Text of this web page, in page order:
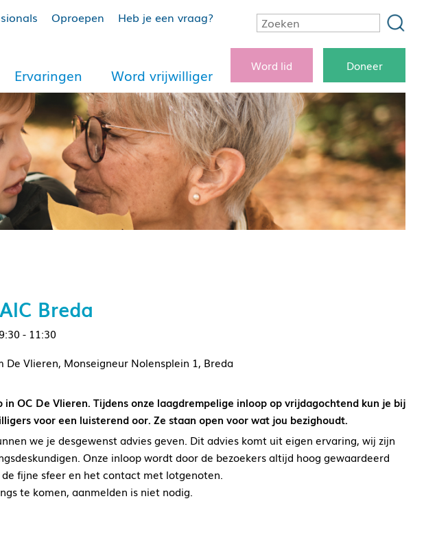
Oproepen Heb je een vraag?
Ervaringen Word vrijwilliger
Word lid Doneer
Breda
- 11:30
Vlieren, Monseigneur Nolensplein 1, Breda
OC De Vlieren. Tijdens onze laagdrempelige inloop op vrijdagochtend kun je bij
voor een luisterend oor. Ze staan open voor wat jou bezighoudt.
we je desgewenst advies geven. Dit advies komt uit eigen ervaring, wij zijn
Onze inloop wordt door de bezoekers altijd hoog gewaardeerd
fijne sfeer en het contact met lotgenoten.
te komen, aanmelden is niet nodig.